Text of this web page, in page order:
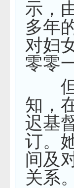
示，
多年
对妇
零零
但
知，
迟基
订。
间及
关系